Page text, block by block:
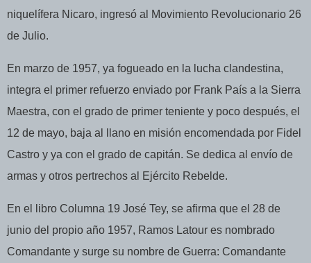
niquelífera Nicaro, ingresó al Movimiento Revolucionario 26
de Julio.
En marzo de 1957, ya fogueado en la lucha clandestina,
integra el primer refuerzo enviado por Frank País a la Sierra
Maestra, con el grado de primer teniente y poco después, el
12 de mayo, baja al llano en misión encomendada por Fidel
Castro y ya con el grado de capitán. Se dedica al envío de
armas y otros pertrechos al Ejército Rebelde.
En el libro Columna 19 José Tey, se afirma que el 28 de
junio del propio año 1957, Ramos Latour es nombrado
Comandante y surge su nombre de Guerra: Comandante